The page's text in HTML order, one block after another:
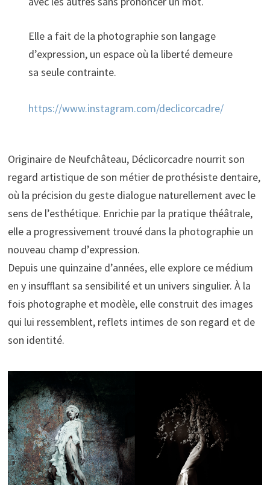
Elle a fait de la photographie son langage
d’expression, un espace où la liberté demeure
sa seule contrainte.
https://www.instagram.com/declicorcadre/
Originaire de Neufchâteau, Déclicorcadre nourrit son
regard artistique de son métier de prothésiste dentaire,
où la précision du geste dialogue naturellement avec le
sens de l’esthétique. Enrichie par la pratique théâtrale,
elle a progressivement trouvé dans la photographie un
nouveau champ d’expression.
Depuis une quinzaine d’années, elle explore ce médium
en y insufflant sa sensibilité et un univers singulier. À la
fois photographe et modèle, elle construit des images
qui lui ressemblent, reflets intimes de son regard et de
son identité.